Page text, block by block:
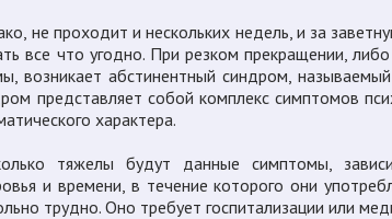
не проходит и нескольких недель, и за
все что угодно. При резком прекращении,
возникает абстинентный синдром,
представляет собой комплекс симптомов
характера.
тяжелы будут данные симптомы,
и времени, в течение которого они
трудно. Оно требует госпитализации или